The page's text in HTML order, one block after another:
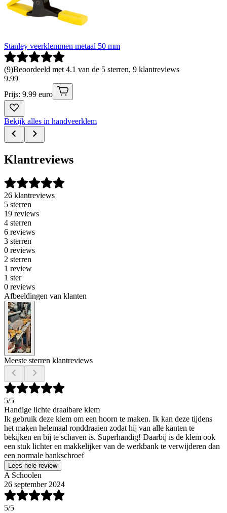
Stanley veerklemmen metaal 50 mm
(9)Beoordeeld met 4.1 van de 5 sterren, 9 klantreviews
9.99
Prijs: 9.99 euro
Bekijk alles in handveerklem
Klantreviews
26 klantreviews
5 sterren
19 reviews
4 sterren
6 reviews
3 sterren
0 reviews
2 sterren
1 review
1 ster
0 reviews
Afbeeldingen van klanten
Meeste sterren klantreviews
5/5
Handige lichte draaibare klem
Ik gebruik deze klem om een hoorn te maken. Ik kan deze tijdens
het maken helemaal ronddraaien zodat hij van alle kanten te
bekijken en bij te schaven is. Superhandig! Daarbij is de klem ook
een stuk lichter en makkelijker van de werkbank te verwijderen dan
een normale bankschroef
Lees hele review
A Schoolen
26 september 2024
5/5